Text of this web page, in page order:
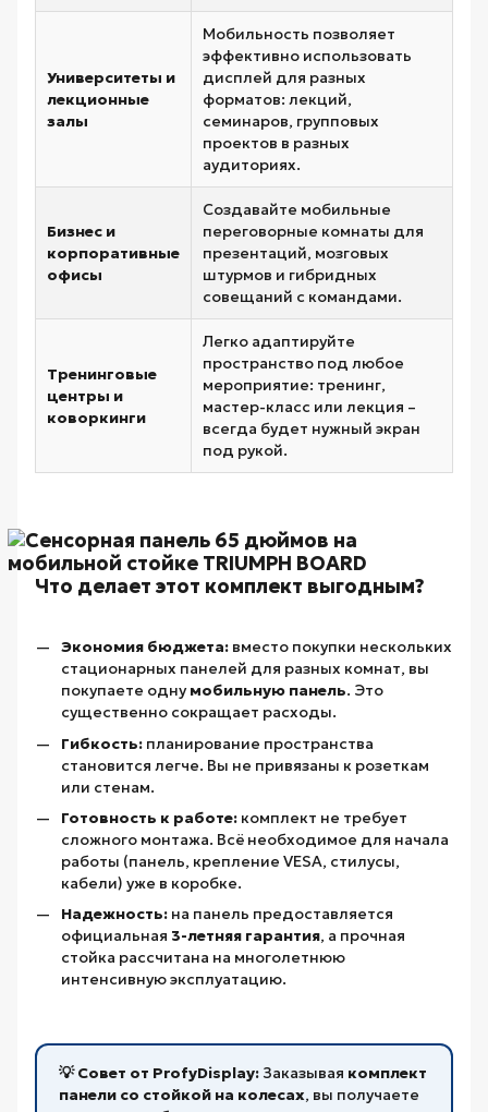
Университеты и
лекционные
залы
Мобильность позволяет
эффективно использовать
дисплей для разных
форматов: лекций,
семинаров, групповых
проектов в разных
аудиториях.
Бизнес и
корпоративные
офисы
Создавайте мобильные
переговорные комнаты для
презентаций, мозговых
штурмов и гибридных
совещаний с командами.
Тренинговые
центры и
коворкинги
Легко адаптируйте
пространство под любое
мероприятие: тренинг,
мастер-класс или лекция –
всегда будет нужный экран
под рукой.
Что делает этот комплект выгодным?
Экономия бюджета: вместо покупки нескольких
стационарных панелей для разных комнат, вы
покупаете однумобильную панель. Это
существенно сокращает расходы.
Гибкость: планирование пространства
становится легче. Вы не привязаны к розеткам
или стенам.
Готовность к работе: комплект не требует
сложного монтажа. Всё необходимое для начала
работы (панель, крепление VESA, стилусы,
кабели) уже в коробке.
Надежность: на панель предоставляется
официальная 3-летняя гарантия, а прочная
стойка рассчитана на многолетнюю
интенсивную эксплуатацию.
💡 Совет от ProfyDisplay: Заказывая комплект
панели со стойкой на колесах, вы получаете